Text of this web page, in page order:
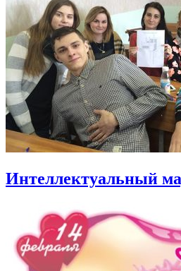
Интеллектуальный